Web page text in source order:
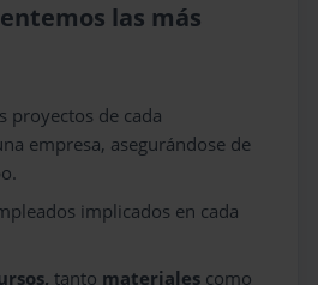
las más
proyectos de cada
empresa, asegurándose de
implicados en cada
tanto materiales como